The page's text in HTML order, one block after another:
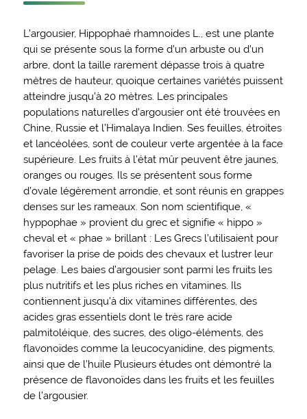
L’argousier, Hippophaë rhamnoides L., est une plante
qui se présente sous la forme d’un arbuste ou d’un
arbre, dont la taille rarement dépasse trois à quatre
mètres de hauteur, quoique certaines variétés puissent
atteindre jusqu’à 20 mètres. Les principales
populations naturelles d’argousier ont été trouvées en
Chine, Russie et l’Himalaya Indien. Ses feuilles, étroites
et lancéolées, sont de couleur verte argentée à la face
supérieure. Les fruits à l’état mûr peuvent être jaunes,
oranges ou rouges. Ils se présentent sous forme
d’ovale légèrement arrondie, et sont réunis en grappes
denses sur les rameaux. Son nom scientifique, «
hyppophae » provient du grec et signifie « hippo »
cheval et « phae » brillant : Les Grecs l’utilisaient pour
favoriser la prise de poids des chevaux et lustrer leur
pelage. Les baies d’argousier sont parmi les fruits les
plus nutritifs et les plus riches en vitamines. Ils
contiennent jusqu’à dix vitamines différentes, des
acides gras essentiels dont le très rare acide
palmitoléique, des sucres, des oligo-éléments, des
flavonoïdes comme la leucocyanidine, des pigments,
ainsi que de l’huile Plusieurs études ont démontré la
présence de flavonoïdes dans les fruits et les feuilles
de l’argousier.